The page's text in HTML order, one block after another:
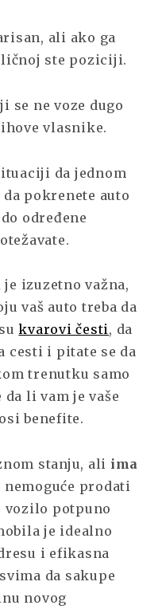
ali ako ga
ste poziciji.
se ne voze dugo
vlasnike.
da jednom
pokrenete auto
određene
je izuzetno važna,
vaš auto treba da
kvarovi česti, da
cesti i pitate se da
trenutku samo
li vam je vaše
benefite.
stanju, ali ima
nemoguće prodati
vozilo potpuno
je idealno
i efikasna
da sakupe
novog